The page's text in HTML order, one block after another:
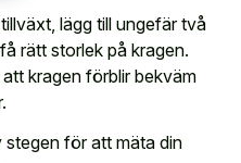
lägg till ungefär två
rätt storlek på kragen.
kragen förblir bekväm
stegen för att mäta din